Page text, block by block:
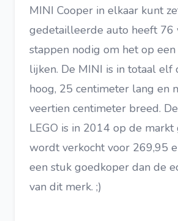
MINI Cooper in elkaar kunt
gedetailleerde auto heeft 76
stappen nodig om het op
lijken. De MINI is in totaal elf
hoog, 25 centimeter lang en
veertien centimeter breed.
LEGO is in 2014 op de markt
wordt verkocht voor 269,95
een stuk goedkoper dan de
van dit merk. ;)